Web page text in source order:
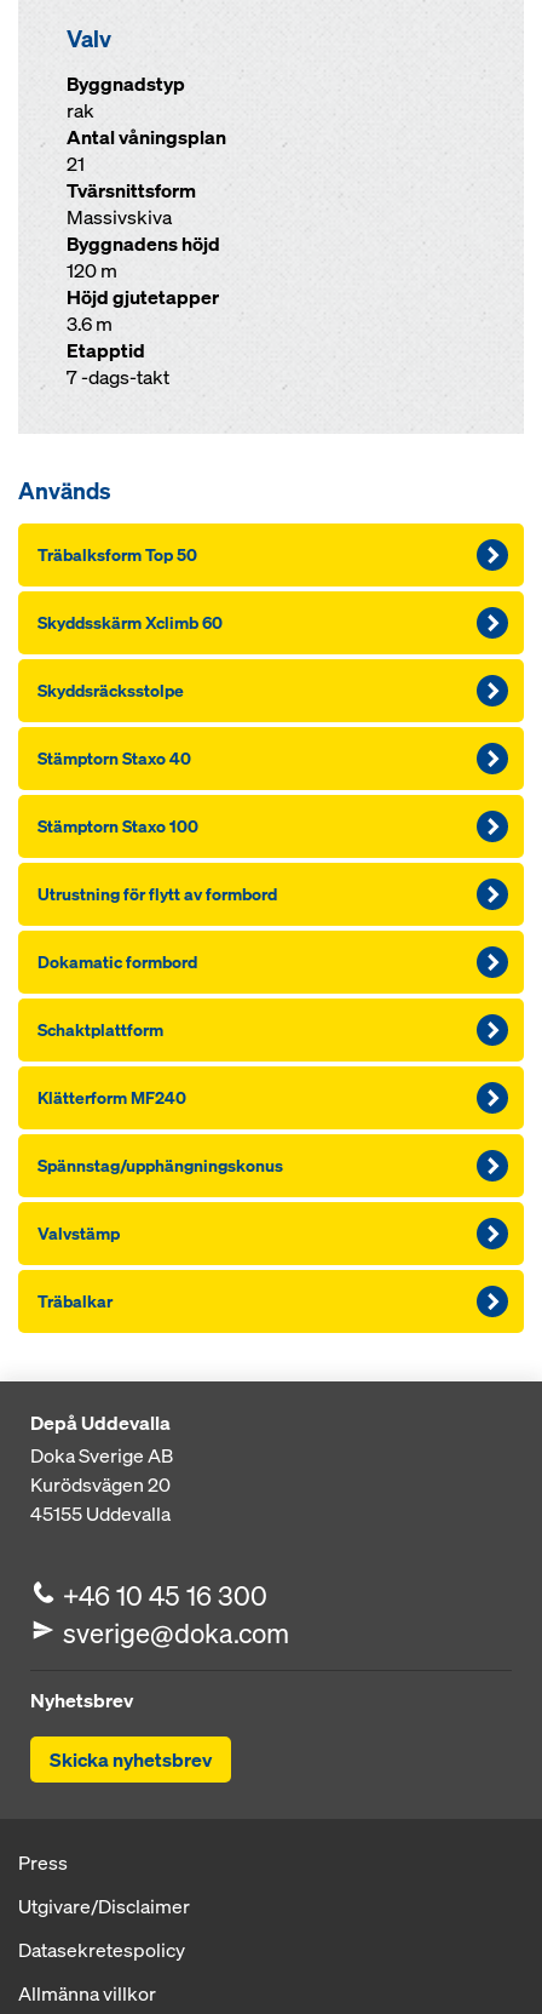
Valv
Byggnadstyp
rak
Antal våningsplan
21
Tvärsnittsform
Massivskiva
Byggnadens höjd
120 m
Höjd gjutetapper
3.6 m
Etapptid
7 -dags-takt
Används
Träbalksform Top 50
Skyddsskärm Xclimb 60
Skyddsräcksstolpe
Stämptorn Staxo 40
Stämptorn Staxo 100
Utrustning för flytt av formbord
Dokamatic formbord
Schaktplattform
Klätterform MF240
Spännstag/upphängningskonus
Valvstämp
Träbalkar
Depå Uddevalla
Doka Sverige AB
Kurödsvägen 20
45155Uddevalla
+46 10 45 16 300
sverige@doka.com
Nyhetsbrev
Skicka nyhetsbrev
Press
Utgivare/Disclaimer
Datasekretespolicy
Allmänna villkor